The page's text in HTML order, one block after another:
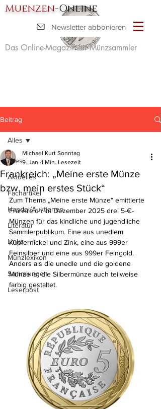
Muenzen-Online
Das Online-Magazin für Münzsammler
Newsletter abbonieren
Beitrag
Alles
Aktuelles
Fachartikel
Handel/Auktionen
Literatur
Links
Münzlexikon
Sammlungen
Leserpost
Alles
Frankreich: „Meine erste Münze
bzw. mein erstes Stück“
Michael Kurt Sonntag
9. Jan. 1 Min. Lesezeit
Zum Thema „Meine erste Münze“ emittierte
Frankreich im Dezember 2025 drei 5-€-
Münzen für das kindliche und jugendliche
Sammlerpublikum. Eine aus unedlem
Kupfernickel und Zink, eine aus 999er
Feinsilber und eine aus 999er Feingold.
Anders als die unedle und die goldene
Münze ist die Silbermünze auch teilweise
farbig gestaltet.